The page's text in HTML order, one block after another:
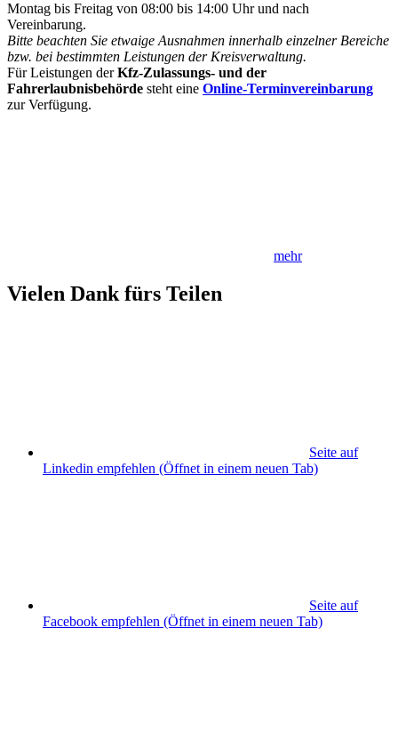
Montag bis Freitag von 08:00 bis 14:00 Uhr und nach
Vereinbarung.
Bitte beachten Sie etwaige Ausnahmen innerhalb einzelner Bereiche
bzw. bei bestimmten Leistungen der Kreisverwaltung.
Für Leistungen derKfz-Zulassungs- und der
Fahrerlaubnisbehörde steht eine Online-Terminvereinbarung
zur Verfügung.
mehr
Vielen Dank fürs Teilen
Seite auf
Linkedin empfehlen (Öffnet in einem neuen Tab)
Seite auf
Facebook empfehlen (Öffnet in einem neuen Tab)